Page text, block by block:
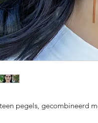
pegels, gecombineerd